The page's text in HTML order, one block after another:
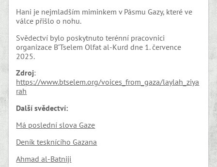
Hani je nejmladším miminkem v Pásmu Gazy, které ve
válce přišlo o nohu.
Svědectví bylo poskytnuto terénní pracovnici
organizace B’Tselem Olfat al-Kurd dne 1. července
2025.
Zdroj:
https://www.btselem.org/voices_from_gaza/laylah_ziya
rah
Další svědectví:
Má poslední slova Gaze
Deník tesknícího Gazana
Ahmad al-Batniji